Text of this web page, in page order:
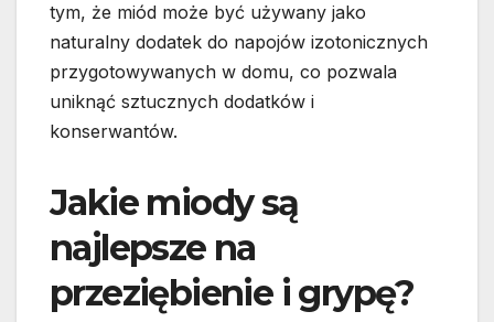
tym, że miód może być używany jako
naturalny dodatek do napojów izotonicznych
przygotowywanych w domu, co pozwala
uniknąć sztucznych dodatków i
konserwantów.
Jakie miody są
najlepsze na
przeziębienie i grypę?